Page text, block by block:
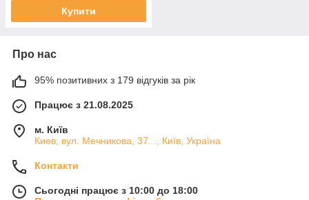
Купити
Про нас
95% позитивних з 179 відгуків за рік
Працює з 21.08.2025
м. Київ
Киев, вул. Мечникова, 37. ., Київ, Україна
Контакти
Сьогодні працює з 10:00 до 18:00